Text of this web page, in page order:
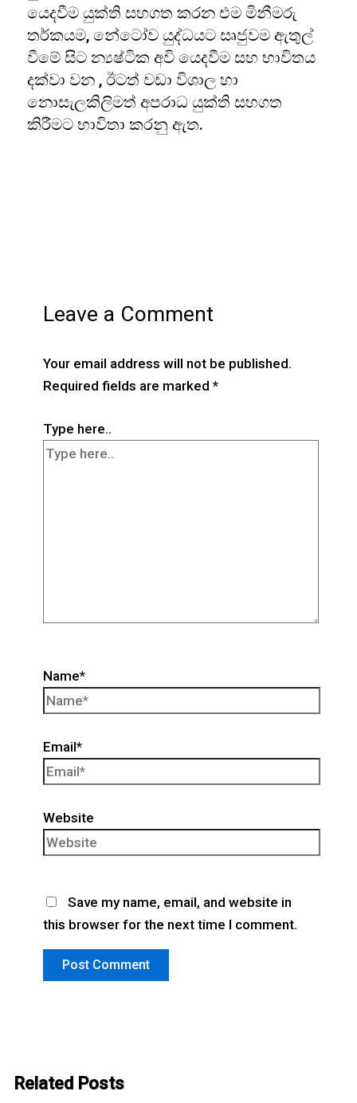
යෙදවීම යුක්ති සහගත කරන එම මිනීමරු
තර්කයම, නේටෝව යුද්ධයට සෘජුවම ඇතුල්
වීමේ සිට න්‍යෂ්ටික අවි යෙදවීම සහ භාවිතය
දක්වා වන , ඊටත් වඩා විශාල හා
නොසැලකිලිමත් අපරාධ යුක්ති සහගත
කිරීමට භාවිතා කරනු ඇත.
Leave a Comment
Your email address will not be published.
Required fields are marked *
Type here..
Name*
Email*
Website
Save my name, email, and website in
this browser for the next time I comment.
Related Posts